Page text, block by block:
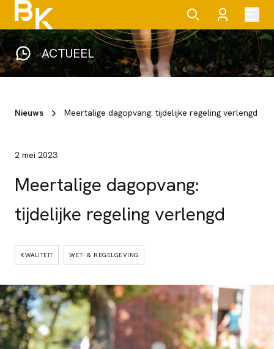
ACTUEEL
Nieuws Meertalige dagopvang: tijdelijke regeling verlengd
2 mei 2023
Meertalige dagopvang:
tijdelijke regeling verlengd
KWALITEIT WET- & REGELGEVING